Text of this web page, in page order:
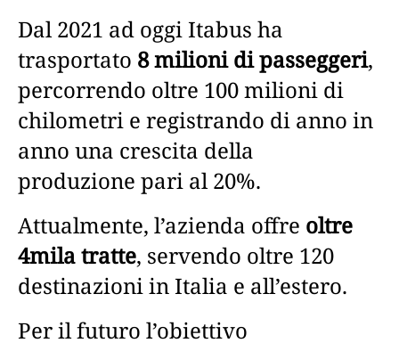
Dal 2021 ad oggi Itabus ha
trasportato 8 milioni di passeggeri,
percorrendo oltre 100 milioni di
chilometri e registrando di anno in
anno una crescita della
produzione pari al 20%.
Attualmente, l’azienda offre oltre
4mila tratte, servendo oltre 120
destinazioni in Italia e all’estero.
Per il futuro l’obiettivo